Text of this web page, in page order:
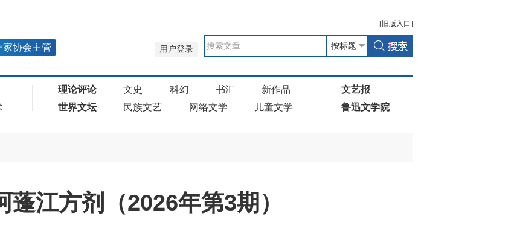
[ 旧版 入口]
用户登录
家协会主管
理论评论 文史 科幻 书汇
新作品
世界文坛
民族文艺 网络文学 儿童文学
文艺报
鲁迅文学院
江方剂（2026年第3期）